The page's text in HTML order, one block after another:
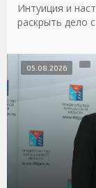
Интуиция и
раскрыть дело
05.08.2026